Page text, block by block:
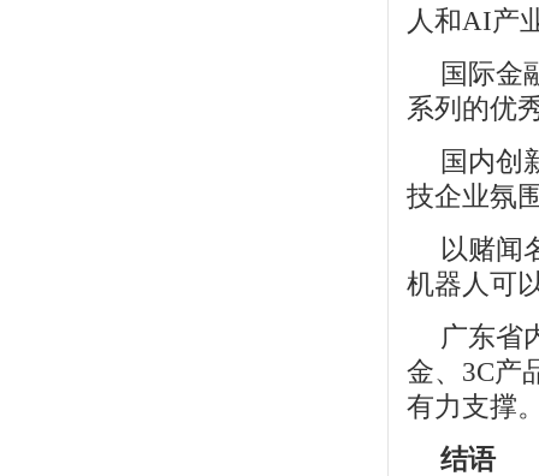
人和AI产
国际金
系列的优
国内创
技企业氛
以赌闻
机器人可
广东省
金、3C产
有力支撑
结语